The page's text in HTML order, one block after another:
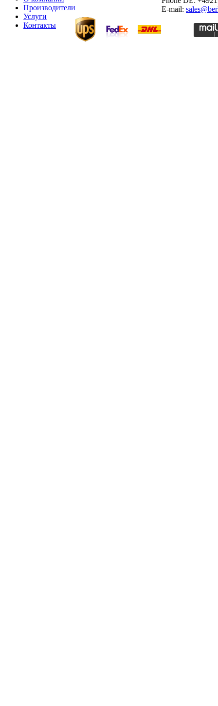
Производители
Услуги
Контакты
E-mail: